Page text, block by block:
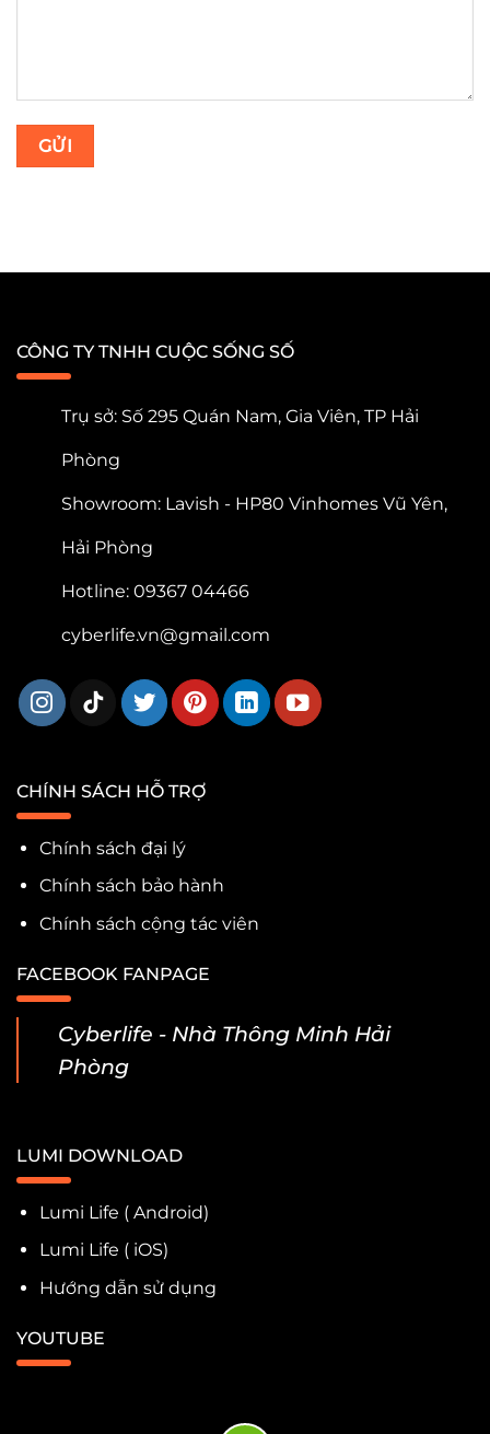
CÔNG TY TNHH CUỘC SỐNG SỐ
Trụ sở: Số 295 Quán Nam, Gia Viên, TP Hải
Phòng
Showroom: Lavish - HP80 Vinhomes Vũ Yên,
Hải Phòng
Hotline: 09367 04466
cyberlife.vn@gmail.com
CHÍNH SÁCH HỖ TRỢ
Chính sách đại lý
Chính sách bảo hành
Chính sách cộng tác viên
FACEBOOK FANPAGE
Cyberlife - Nhà Thông Minh Hải
Phòng
LUMI DOWNLOAD
Lumi Life ( Android)
Lumi Life ( iOS)
Hướng dẫn sử dụng
YOUTUBE